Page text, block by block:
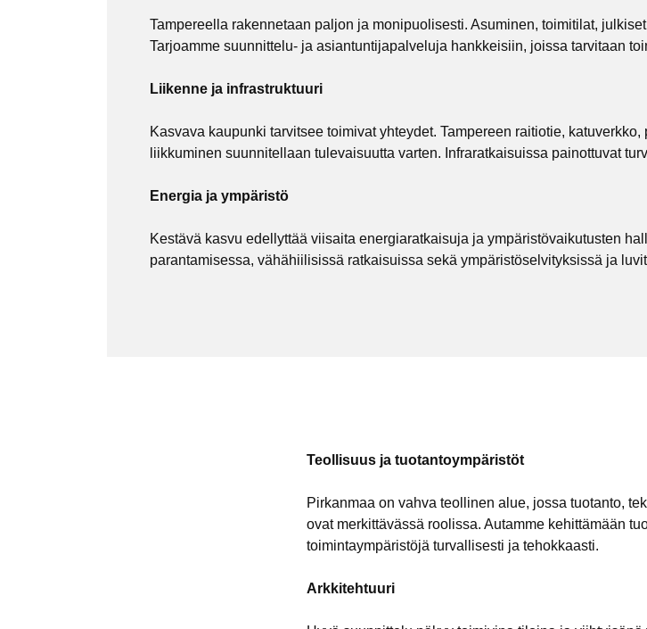
Tampereella rakennetaan paljon ja monipuolisesti. Asuminen, toimitilat,
Tarjoamme suunnittelu- ja asiantuntijapalveluja hankkeisiin, joissa tarvitaan
Liikenne ja infrastruktuuri
Kasvava kaupunki tarvitsee toimivat yhteydet. Tampereen raitiotie,
liikkuminen suunnitellaan tulevaisuutta varten. Infraratkaisuissa painottuvat
Energia ja ympäristö
Kestävä kasvu edellyttää viisaita energiaratkaisuja ja ympäristövaikutusten
parantamisessa, vähähiilisissä ratkaisuissa sekä ympäristöselvityksissä ja
Teollisuus ja tuotantoympäristöt
Pirkanmaa on vahva teollinen alue, jossa tuotanto,
ovat merkittävässä roolissa. Autamme kehittämään
toimintaympäristöjä turvallisesti ja tehokkaasti.
Arkkitehtuuri